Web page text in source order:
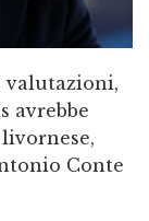
avrebbe
Conte